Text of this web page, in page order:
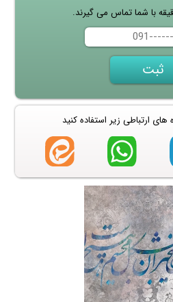
ارتباطی زیر استفاده کنید